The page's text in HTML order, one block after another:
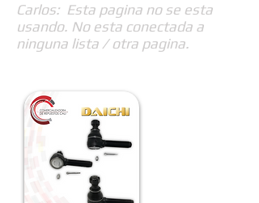
Carlos: Esta pagina no se esta
usando. No esta conectada a
ninguna lista / otra pagina.